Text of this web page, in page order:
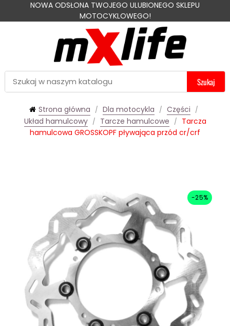
NOWA ODSŁONA TWOJEGO ULUBIONEGO SKLEPU
MOTOCYKLOWEGO!
Szukaj
Strona główna Dla motocykla
Części
Układ hamulcowy
Tarcze hamulcowe
Tarcza
hamulcowa GROSSKOPF pływająca przód cr/crf
-25%